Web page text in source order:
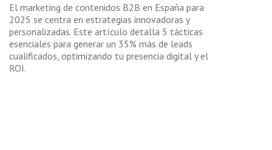
El marketing de contenidos B2B en España para
2025 se centra en estrategias innovadoras y
personalizadas. Este artículo detalla 5 tácticas
esenciales para generar un 35% más de leads
cualificados, optimizando tu presencia digital y el
ROI.